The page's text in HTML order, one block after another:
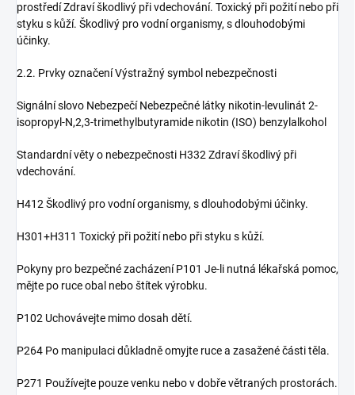
prostředí Zdraví škodlivý při vdechování. Toxický při požití nebo při
styku s kůží. Škodlivý pro vodní organismy, s dlouhodobými
účinky.
2.2. Prvky označení Výstražný symbol nebezpečnosti
Signální slovo Nebezpečí Nebezpečné látky nikotin-levulinát 2-
isopropyl-N,2,3-trimethylbutyramide nikotin (ISO) benzylalkohol
Standardní věty o nebezpečnosti H332 Zdraví škodlivý při
vdechování.
H412 Škodlivý pro vodní organismy, s dlouhodobými účinky.
H301+H311 Toxický při požití nebo při styku s kůží.
Pokyny pro bezpečné zacházení P101 Je-li nutná lékařská pomoc,
mějte po ruce obal nebo štítek výrobku.
P102 Uchovávejte mimo dosah dětí.
P264 Po manipulaci důkladně omyjte ruce a zasažené části těla.
P271 Používejte pouze venku nebo v dobře větraných prostorách.